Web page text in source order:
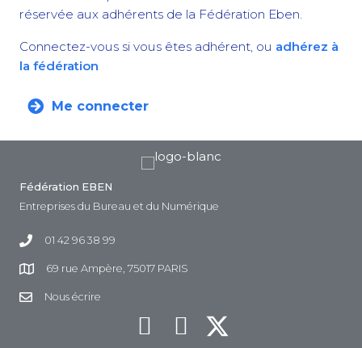
réservée aux adhérents de la Fédération Eben.
Connectez-vous si vous êtes adhérent, ou adhérez à
la fédération
Me connecter
Fédération EBEN
Entreprises du Bureau et du Numérique
01 42 96 38 99
69 rue Ampère, 75017 PARIS
Nous écrire